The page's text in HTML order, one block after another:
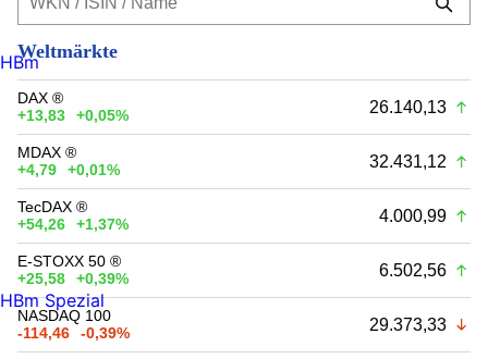
Weltmärkte
DAX ®
+13,83
+0,05% 26.140,13
MDAX ®
+4,79
+0,01% 32.431,12
TecDAX ®
+54,26
+1,37% 4.000,99
E-STOXX 50 ®
+25,58
+0,39% 6.502,56
NASDAQ 100
-114,46
-0,39% 29.373,33
HBm
HBm Spezial